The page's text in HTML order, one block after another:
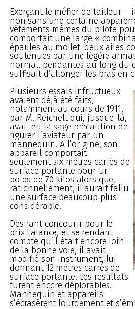
Exerçant le méfier de tailleur
non sans une certaine
vêtements mêmes du pilote
comportait une large «
épaules au mollet, deux ailes
soutenues par une légère
normal, pendantes au long du
suffisait d’allonger les bras en
Plusieurs essais infructueux
avaient déjà été faits,
notamment au cours de 1911,
par M. Reichelt qui, jusque-là,
avait eu la sage précaution de
figurer l’aviateur par un
mannequin. A l’origine, son
appareil comportait
seulement six mètres carrés de
surface portante pour un
poids de 70 kilos alors que,
rationnellement, il aurait fallu
une surface beaucoup plus
considérable.
Désirant concourir pour le
prix Lalance, et se rendant
compte qu’il était encore loin
de la bonne voie, il avait
modifié son instrument, lui
donnant 12 mètres carrés de
surface portante. Les résultats
furent encore déplorables.
Mannequin et appareils
s’écrasèrent lourdement et